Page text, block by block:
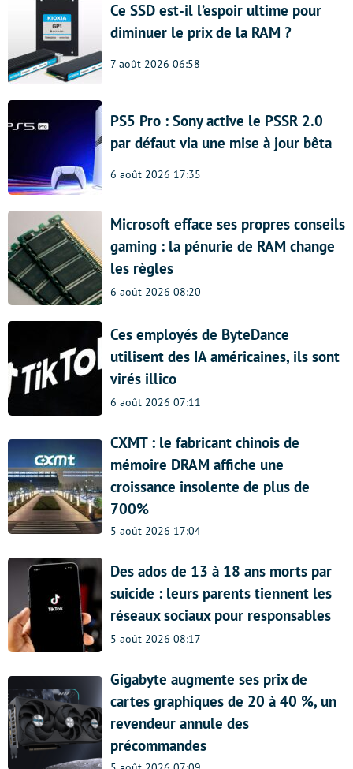
Ce SSD est-il l’espoir ultime pour
diminuer le prix de la RAM ?
7 août 2026 06:58
PS5 Pro : Sony active le PSSR 2.0
par défaut via une mise à jour bêta
6 août 2026 17:35
Microsoft efface ses propres conseils
gaming : la pénurie de RAM change
les règles
6 août 2026 08:20
Ces employés de ByteDance
utilisent des IA américaines, ils sont
virés illico
6 août 2026 07:11
CXMT : le fabricant chinois de
mémoire DRAM affiche une
croissance insolente de plus de
700%
5 août 2026 17:04
Des ados de 13 à 18 ans morts par
suicide : leurs parents tiennent les
réseaux sociaux pour responsables
5 août 2026 08:17
Gigabyte augmente ses prix de
cartes graphiques de 20 à 40 %, un
revendeur annule des
précommandes